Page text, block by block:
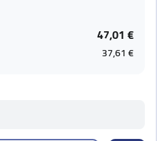
47,01 €
37,61 €